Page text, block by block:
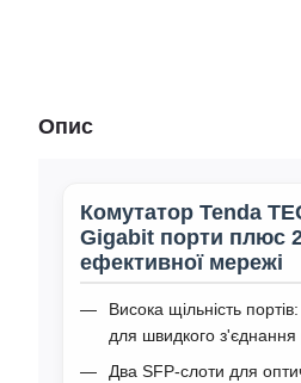
Опис
Комутатор Tenda
Gigabit порти плюс
ефективної мережі
Висока щільність
для швидкого з'єднання
Два SFP-слоти для